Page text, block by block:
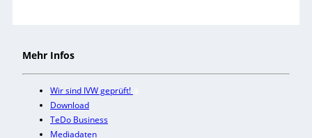
Mehr Infos
Wir sind IVW geprüft!
Download
TeDo Business
Mediadaten